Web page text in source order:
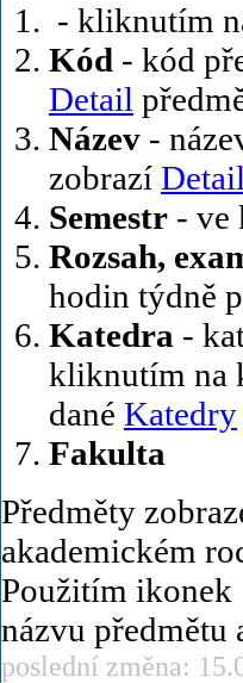
- kliknutím
Kód - kód
Detail
Název -
zobrazí
Semestr - ve
Rozsah,
hodin týdně
Katedra -
kliknutím na
dané Katedry
Fakulta
Předměty
akademickém
Použitím ikonek
názvu předmětu
poslední změna: